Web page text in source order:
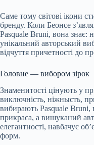
Саме тому світові ікони
бренду. Коли Беонсе
Pasquale Bruni, вона знає:
унікальний авторський
відчуття причетності до
Головне — вибором зірок
Знаменитості цінують у
виключність, ніжнысть,
вибирають Pasquale Bruni,
прикраса, а вишуканий
елегантності, навбачує
форм.